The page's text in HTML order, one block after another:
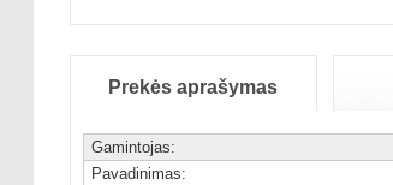
Prekės aprašymas
Gamintojas:
Pavadinimas: